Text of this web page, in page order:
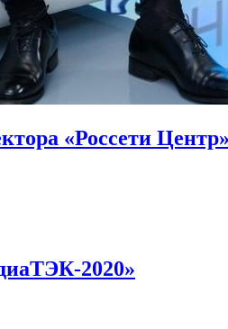
«Россети
2020»